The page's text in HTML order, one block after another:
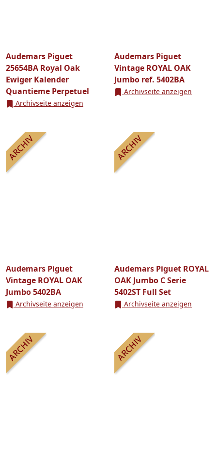
Audemars Piguet
25654BA Royal Oak
Ewiger Kalender
Quantieme Perpetuel
Archivseite anzeigen
Audemars Piguet
Vintage ROYAL OAK
Jumbo ref. 5402BA
Archivseite anzeigen
Audemars Piguet
Vintage ROYAL OAK
Jumbo 5402BA
Archivseite anzeigen
Audemars Piguet ROYAL
OAK Jumbo C Serie
5402ST Full Set
Archivseite anzeigen